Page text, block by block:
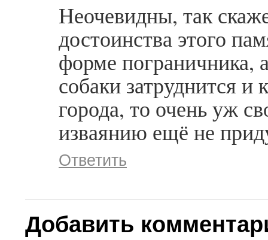
Неочевидны, так
достоинства этого
форме пограничника,
собаки затруднится
города, то очень уж
изваянию ещё не
Ответить
Добавить